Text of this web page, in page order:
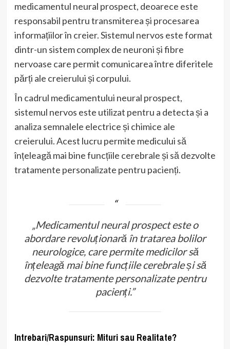
medicamentul neural prospect, deoarece este
responsabil pentru transmiterea și procesarea
informațiilor în creier. Sistemul nervos este format
dintr-un sistem complex de neuroni și fibre
nervoase care permit comunicarea între diferitele
părți ale creierului și corpului.
În cadrul medicamentului neural prospect,
sistemul nervos este utilizat pentru a detecta și a
analiza semnalele electrice și chimice ale
creierului. Acest lucru permite medicului să
înțeleagă mai bine funcțiile cerebrale și să dezvolte
tratamente personalizate pentru pacienți.
„Medicamentul neural prospect este o
abordare revoluționară în tratarea bolilor
neurologice, care permite medicilor să
înțeleagă mai bine funcțiile cerebrale și să
dezvolte tratamente personalizate pentru
pacienți.”
Intrebari/Raspunsuri: Mituri sau Realitate?